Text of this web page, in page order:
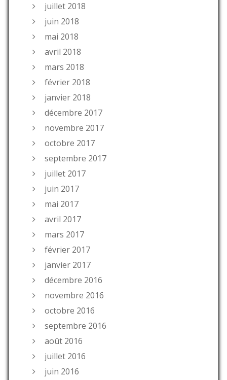
juillet 2018
juin 2018
mai 2018
avril 2018
mars 2018
février 2018
janvier 2018
décembre 2017
novembre 2017
octobre 2017
septembre 2017
juillet 2017
juin 2017
mai 2017
avril 2017
mars 2017
février 2017
janvier 2017
décembre 2016
novembre 2016
octobre 2016
septembre 2016
août 2016
juillet 2016
juin 2016